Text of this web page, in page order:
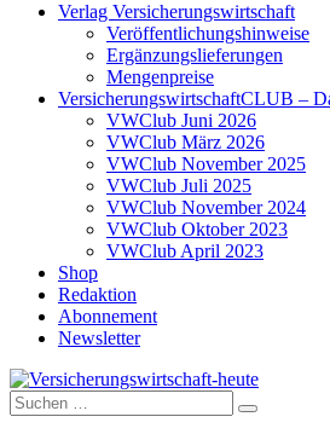
Verlag Versicherungswirtschaft
Veröffentlichungshinweise
Ergänzungslieferungen
Mengenpreise
VersicherungswirtschaftCLUB –
VWClub Juni 2026
VWClub März 2026
VWClub November 2025
VWClub Juli 2025
VWClub November 2024
VWClub Oktober 2023
VWClub April 2023
Shop
Redaktion
Abonnement
Newsletter
Versicherungswirtschaft-heute
Suche
nach: